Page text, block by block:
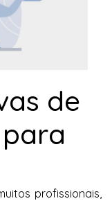
de
profissionais,